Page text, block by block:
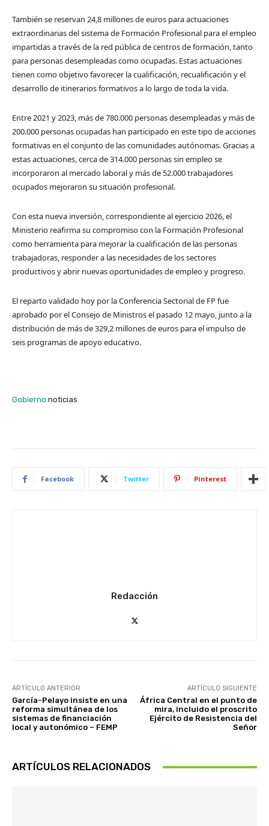
También se reservan 24,8 millones de euros para actuaciones
extraordinarias del sistema de Formación Profesional para el empleo
impartidas a través de la red pública de centros de formación, tanto
para personas desempleadas como ocupadas. Estas actuaciones
tienen como objetivo favorecer la cualificación, recualificación y el
desarrollo de itinerarios formativos a lo largo de toda la vida.
Entre 2021 y 2023, más de 780.000 personas desempleadas y más de
200.000 personas ocupadas han participado en este tipo de acciones
formativas en el conjunto de las comunidades autónomas. Gracias a
estas actuaciones, cerca de 314.000 personas sin empleo se
incorporaron al mercado laboral y más de 52.000 trabajadores
ocupados mejoraron su situación profesional.
Con esta nueva inversión, correspondiente al ejercicio 2026, el
Ministerio reafirma su compromiso con la Formación Profesional
como herramienta para mejorar la cualificación de las personas
trabajadoras, responder a las necesidades de los sectores
productivos y abrir nuevas oportunidades de empleo y progreso.
El reparto validado hoy por la Conferencia Sectorial de FP fue
aprobado por el Consejo de Ministros el pasado 12 mayo, junto a la
distribución de más de 329,2 millones de euros para el impulso de
seis programas de apoyo educativo.
Gobierno noticias
Facebook Twitter Pinterest
Redacción
ARTÍCULO ANTERIOR
García-Pelayo insiste en una
reforma simultánea de los
sistemas de financiación
local y autonómico – FEMP
ARTÍCULO SIGUIENTE
África Central en el punto de
mira, incluido el proscrito
Ejército de Resistencia del
Señor
ARTÍCULOS RELACIONADOS